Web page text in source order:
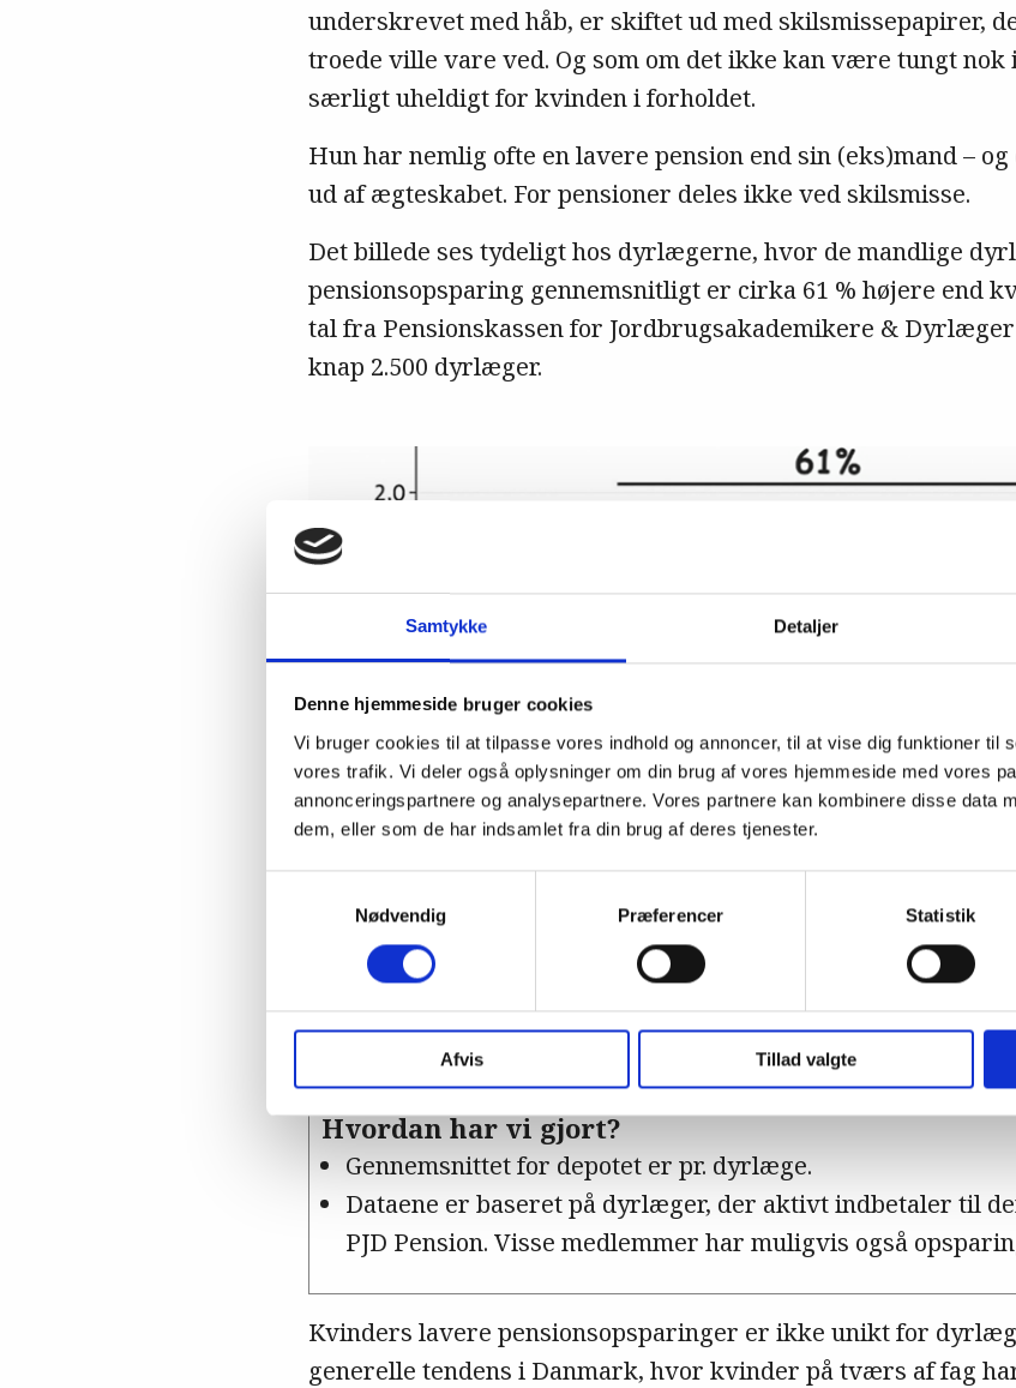
Samtykke Detaljer
Denne hjemmeside bruger cookies
Vi bruger cookies til at tilpasse vores indhold og annoncer, til at vise dig funktioner til
vores trafik. Vi deler også oplysninger om din brug af vores hjemmeside med vores
annonceringspartnere og analysepartnere. Vores partnere kan kombinere disse data
dem, eller som de har indsamlet fra din brug af deres tjenester.
Nødvendig
Præferencer Statistik
Afvis Tillad valgte
underskrevet med håb, er skiftet ud med skilsmissepapirer,
troede ville vare ved. Og som om det ikke kan være tungt nok
særligt uheldigt for kvinden i forholdet.
Hun har nemlig ofte en lavere pension end sin (eks)mand –
ud af ægteskabet. For pensioner deles ikke ved skilsmisse.
Det billede ses tydeligt hos dyrlægerne, hvor de mandlige
pensionsopsparing gennemsnitligt er cirka 61 % højere end
tal fra Pensionskassen for Jordbrugsakademikere & Dyrlæger
knap 2.500 dyrlæger.
Hvordan har vi gjort?
Gennemsnittet for depotet er pr. dyrlæge.
Dataene er baseret på dyrlæger, der aktivt indbetaler til
PJD Pension. Visse medlemmer har muligvis også
Kvinders lavere pensionsopsparinger er ikke unikt for
generelle tendens i Danmark, hvor kvinder på tværs af fag